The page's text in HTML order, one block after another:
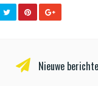
Nieuwe